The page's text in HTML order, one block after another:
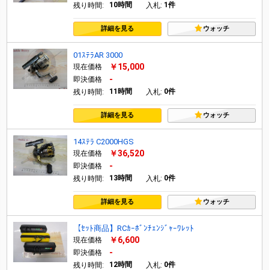
残り時間: 10時間 入札: 1件
詳細を見る ウォッチ
01ｽﾃﾗAR 3000
現在価格 ￥15,000
即決価格 -
残り時間: 11時間 入札: 0件
詳細を見る ウォッチ
14ｽﾃﾗ C2000HGS
現在価格 ￥36,520
即決価格 -
残り時間: 13時間 入札: 0件
詳細を見る ウォッチ
【ｾｯﾄ商品】RCｶｰﾎﾞﾝﾁｪﾝｼﾞｬｰﾜﾚｯﾄ
現在価格 ￥6,600
即決価格 -
残り時間: 12時間 入札: 0件